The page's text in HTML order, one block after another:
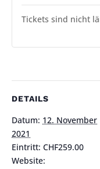
DETAILS
Datum: 12. November
2021
Eintritt: CHF259.00
Website:
Tickets sind nicht